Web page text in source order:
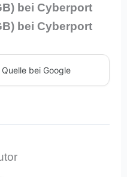
bei Cyberport
bei Cyberport
bei Google